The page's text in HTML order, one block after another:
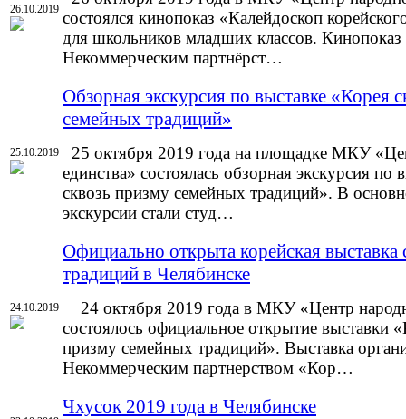
26.10.2019 состоялся кинопоказ «Калейдоскоп
для школьников младших классов. Кинопоказ
Некоммерческим партнёрст…
25.10.2019
Обзорная экскурсия по выставке «Корея
семейных традиций»
25 октября 2019 года на площадке МКУ
единства» состоялась обзорная экскурсия по
сквозь призму семейных традиций». В
экскурсии стали студ…
24.10.2019
Официально открыта корейская выставка
традиций в Челябинске
24 октября 2019 года в МКУ «Центр
состоялось официальное открытие выставки
призму семейных традиций». Выставка
Некоммерческим партнерством «Кор…
Чхусок 2019 года в Челябинске